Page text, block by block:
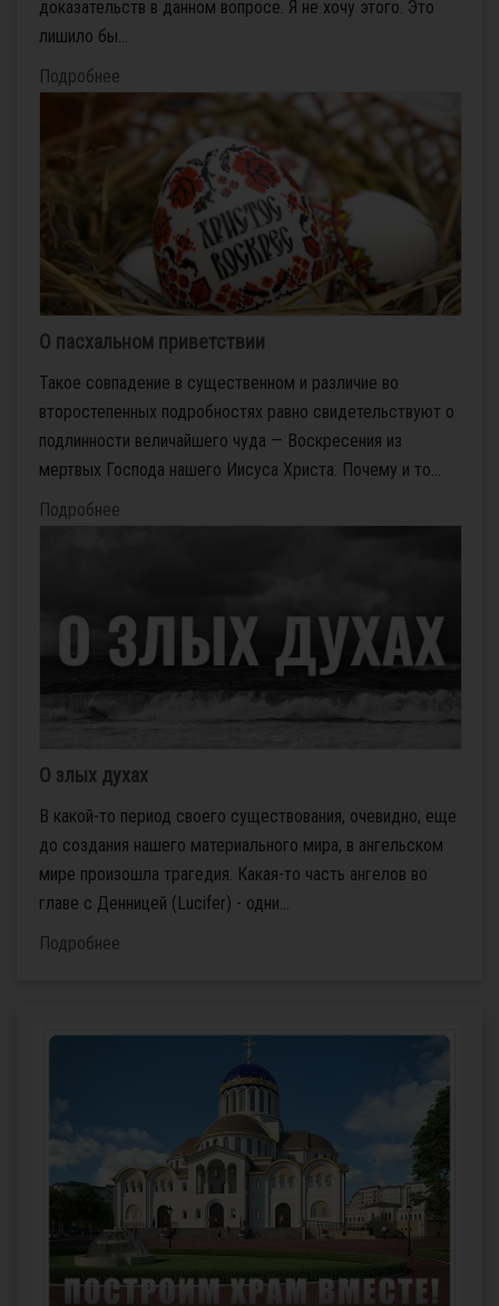
доказательств в данном вопросе. Я не хочу этого. Это
лишило бы...
Подробнее
О пасхальном приветствии
Такое совпадение в существенном и различие во
второстепенных подробностях равно свидетельствуют о
подлинности величайшего чуда — Воскресения из
мертвых Господа нашего Иисуса Христа. Почему и то...
Подробнее
О злых духах
В какой-то период своего существования, очевидно, еще
до создания нашего материального мира, в ангельском
мире произошла трагедия. Какая-то часть ангелов во
главе с Денницей (Lucifеr) - одни...
Подробнее